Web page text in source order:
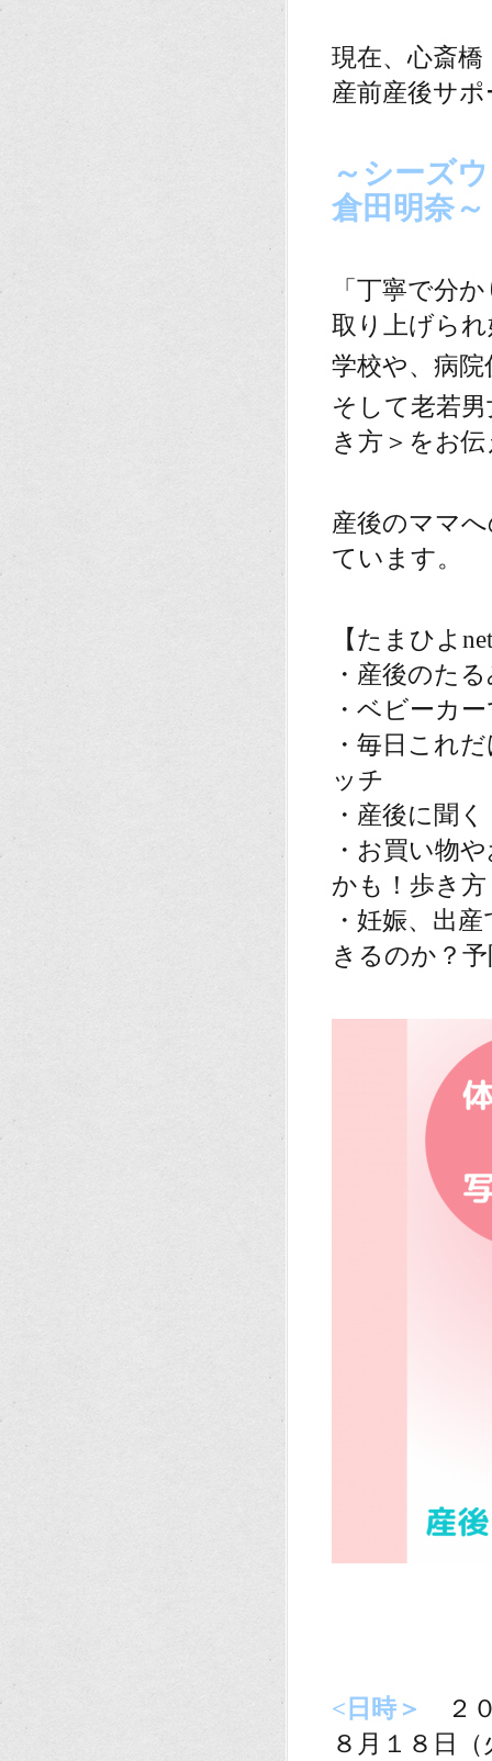
現在、心斎
産前産後サ
～シーズ
倉田明奈～
「丁寧で分
取り上げら
学校や、病
そして老若
き方＞をお
産後のママ
ています。
【たまひよ
・産後のた
・ベビーカ
・毎日これ
ッチ
・産後に聞
・お買い物
かも！歩き方
・妊娠、出
きるのか？
<日時＞
２
８月１８日（